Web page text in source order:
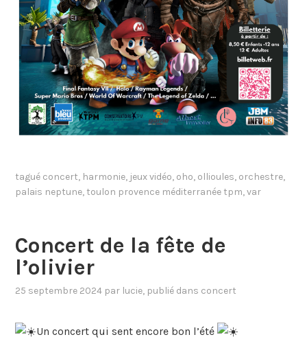
tagué concert, harmonie, jeux vidéo, oho, ollioules, orchestre,
palais neptune, toulon provence méditerranée tpm,var
Concert de la fête de
l’olivier
25 septembre 2024 par lucie, publié dans concert
Un concert qui sent encore bon l’été